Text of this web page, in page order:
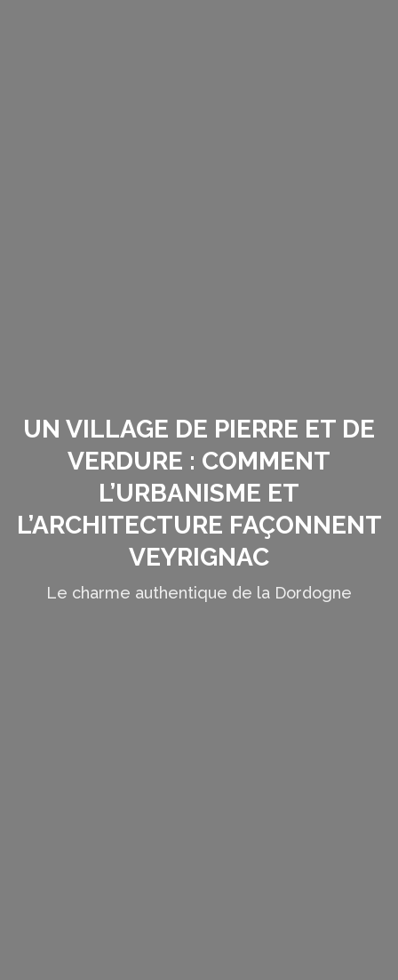
UN VILLAGE DE PIERRE ET DE
VERDURE : COMMENT
L’URBANISME ET
L’ARCHITECTURE FAÇONNENT
VEYRIGNAC
Le charme authentique de la Dordogne